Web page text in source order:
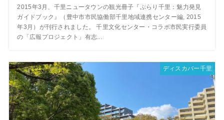
2015年3月、千里ニュータウンの観光冊子『ぶらり千里：魅力発見
ガイドブック』（豊中市市民協働部千里地域連携センター編, 2015
年3月）が刊行されました。 千里文化センター・コラボ市民実行委員
の「広報プロジェクト」有志...
ディスカバー千里